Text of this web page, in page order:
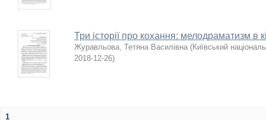
Три історії про кохання: мелодраматизм в
Журавльова, Тетяна Василівна (Київський
2018-12-26)
1